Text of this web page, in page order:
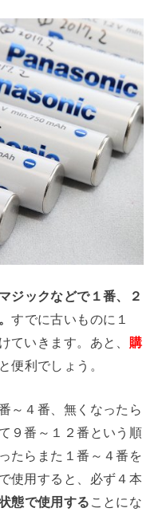
ジックなどで１番、２
。すでに古いものに１
ていきます。あと、 購
便利でしょう。
～４番、無くなったら
９番～１２番という順
たらまた１番～４番を
使用すると、必ず４本
態で使用する ことにな